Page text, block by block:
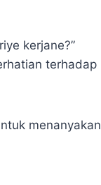
kerjane?”
terhadap
menanyakan